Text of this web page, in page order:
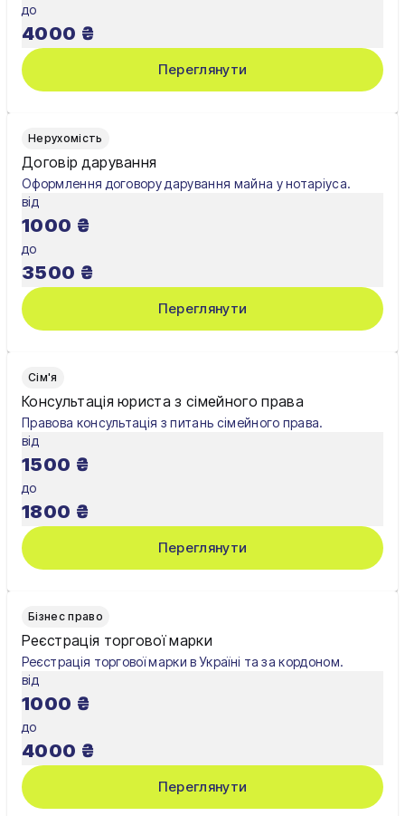
до
4000 ₴
Переглянути
Нерухомість
Договір дарування
Оформлення договору дарування майна у нотаріуса.
від
1000 ₴
до
3500 ₴
Переглянути
Сім'я
Консультація юриста з сімейного права
Правова консультація з питань сімейного права.
від
1500 ₴
до
1800 ₴
Переглянути
Бізнес право
Реєстрація торгової марки
Реєстрація торгової марки в Україні та за кордоном.
від
1000 ₴
до
4000 ₴
Переглянути